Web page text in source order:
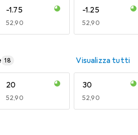
-1.75
EUR
52,90
-1.25
EUR
52,90
18 Visualizza tutti
20
EUR
52,90
30
EUR
52,90